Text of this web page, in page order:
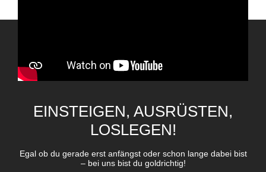
EINSTEIGEN, AUSRÜSTEN,
LOSLEGEN!
Egal ob du gerade erst anfängst oder schon lange dabei bist
– bei uns bist du goldrichtig!